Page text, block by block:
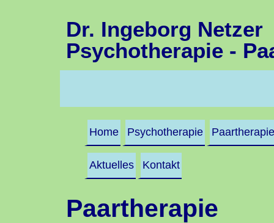
Dr. Ingeborg Netzer
Psychotherapie -
Home Psychotherapie Paartherapie
Aktuelles Kontakt
Paartherapie